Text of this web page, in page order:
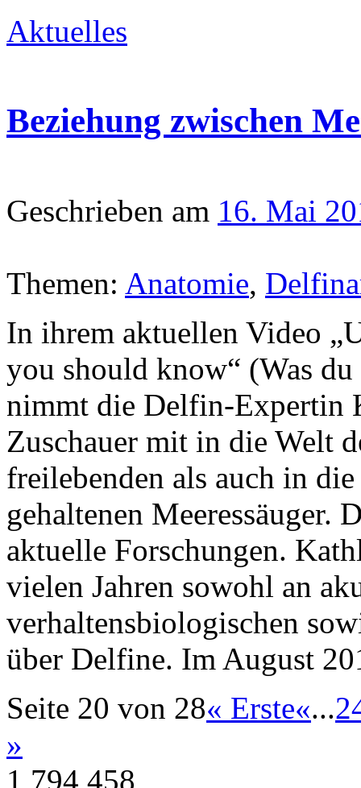
Aktuelles
Beziehung zwischen
Geschrieben am 16. Mai
Themen: Anatomie,
In ihrem aktuellen Video
you should know“ (Was
nimmt die Delfin-Expertin
Zuschauer mit in die Welt
freilebenden als auch in
gehaltenen Meeressäuger.
aktuelle Forschungen.
vielen Jahren sowohl an
verhaltensbiologischen
über Delfine. Im August
Seite 20 von 28« Erste«...2
»
1,794,458